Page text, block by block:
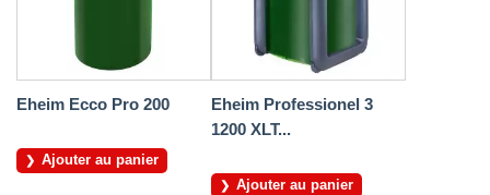
Eheim Ecco Pro 200
Ajouter au panier
Eheim Professionel 3
1200 XLT...
Ajouter au panier